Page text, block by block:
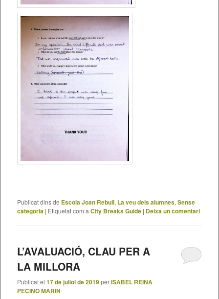
Publicat dins de Escola Joan Rebull, La veu dels alumnes, Sense
categoria | Etiquetat com a City Breaks Guide | Deixa un comentari
L’AVALUACIÓ, CLAU PER A
LA MILLORA
Publicat el 17 de juliol de 2019perISABEL REINA
PECINO MARIN